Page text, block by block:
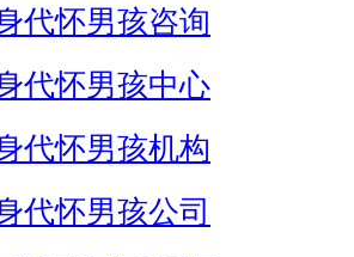
代怀男孩咨询
代怀男孩中心
代怀男孩机构
代怀男孩公司